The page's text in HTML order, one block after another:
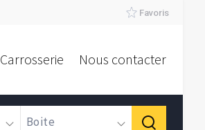
Favoris
Carrosserie Nous contacter
Boite